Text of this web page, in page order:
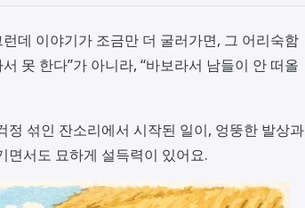
데 이야기가 조금만 더 굴러가면, 그 어리숙함
못 한다”가 아니라, “바보라서 남들이 안 떠올
정 섞인 잔소리에서 시작된 일이, 엉뚱한 발상과
면서도 묘하게 설득력이 있어요.